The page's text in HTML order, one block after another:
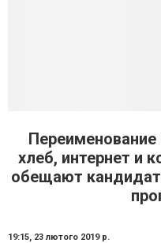
хлеб, интернет и
обещают
19:15, 23 лютого 2019 р.